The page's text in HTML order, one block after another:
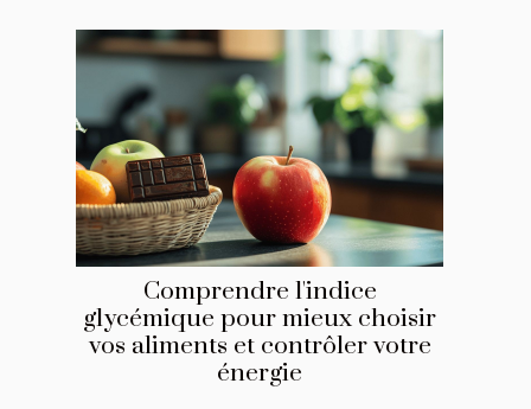
Comprendre l'indice
glycémique pour mieux choisir
vos aliments et contrôler votre
énergie